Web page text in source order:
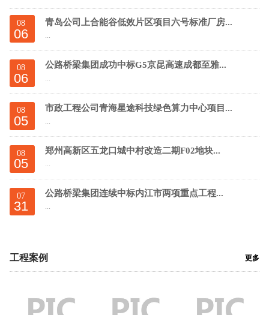
08
06
青岛公司上合能谷低效片区项目六号标准厂房...
...
08
06
公路桥梁集团成功中标G5京昆高速成都至雅...
...
08
05
市政工程公司青海星途科技绿色算力中心项目...
08
05
郑州高新区五龙口城中村改造二期F02地块...
07
31
公路桥梁集团连续中标内江市两项重点工程...
...
工程案例 更多